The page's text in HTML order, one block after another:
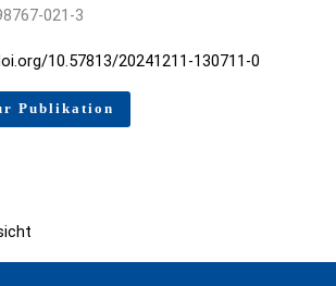
021-3
10.57813/20241211-130711-0
Publikation